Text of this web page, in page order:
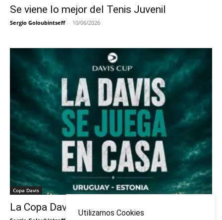
Se viene lo mejor del Tenis Juvenil
Sergio Goloubintseff - 10/06/2026
Copa Davis
La Copa Davis vuelve al Círculo
Utilizamos Cookies